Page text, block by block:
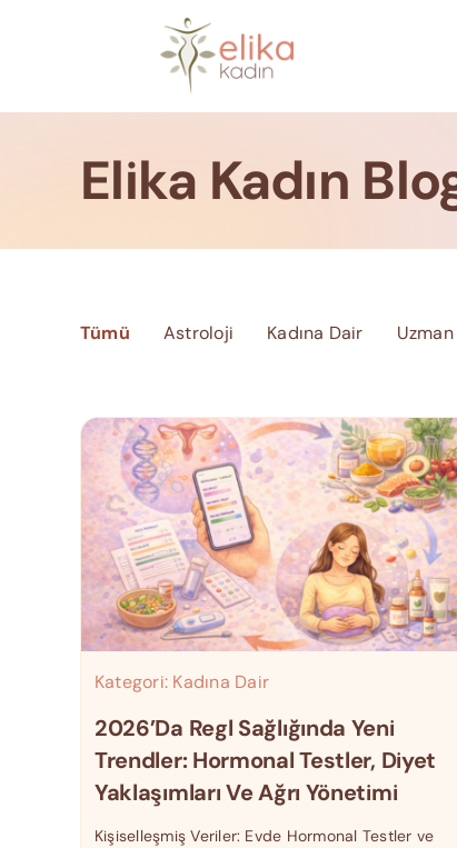
Elika Kadın
Tümü Astroloji Kadına Dair
Kategori: Kadına Dair
2026’da Regl Sağlığında Yeni
Trendler: Hormonal Testler, Diyet
Yaklaşımları Ve Ağrı Yönetimi
Kişiselleşmiş Veriler: Evde Hormonal Testler ve